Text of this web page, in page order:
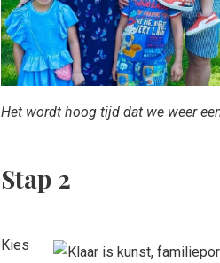
Het wordt hoog tijd dat we weer
Stap 2
Kies